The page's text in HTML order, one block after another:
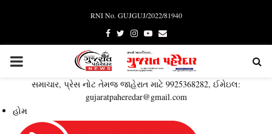
RNI No. GUJGUJ/2022/81940
Facebook
TwitterInstagram
YoutubeEmail
PRIMARY
MENU
સમાચાર, પ્રેસ નોટ તેમજ જાહેરાત માટે 9925368282, ઈમેઇલ:
gujaratpaheredar@gmail.com
હોમ